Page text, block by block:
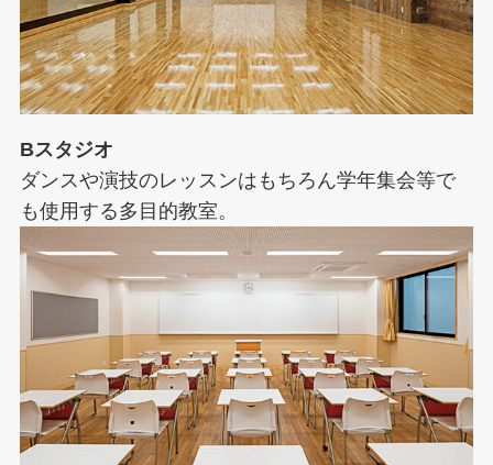
Bスタジオ
ダンスや演技のレッスンはもちろん学年集会等で
も使用する多目的教室。